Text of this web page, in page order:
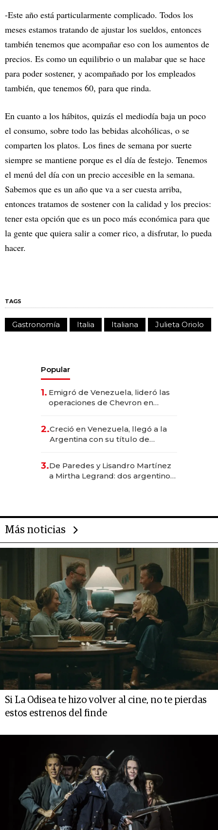
-Este año está particularmente complicado. Todos los
meses estamos tratando de ajustar los sueldos, entonces
también tenemos que acompañar eso con los aumentos de
precios. Es como un equilibrio o un malabar que se hace
para poder sostener, y acompañado por los empleados
también, que tenemos 60, para que rinda.
En cuanto a los hábitos, quizás el mediodía baja un poco
el consumo, sobre todo las bebidas alcohólicas, o se
comparten los platos. Los fines de semana por suerte
siempre se mantiene porque es el día de festejo. Tenemos
el menú del día con un precio accesible en la semana.
Sabemos que es un año que va a ser cuesta arriba,
entonces tratamos de sostener con la calidad y los precios:
tener esta opción que es un poco más económica para que
la gente que quiera salir a comer rico, a disfrutar, lo pueda
hacer.
TAGS
Gastronomía Italia Italiana Julieta Oriolo
Popular
1. Emigró de Venezuela, lideró las
operaciones de Chevron en
2.Creció en Venezuela, llegó a la
Argentina con su título de
las marcas "fast premium"
3.De Paredes y Lisandro Martínez
a Mirtha Legrand: dos argentinos
Más noticias
Si La Odisea te hizo volver al cine, no te pierdas
estos estrenos del finde